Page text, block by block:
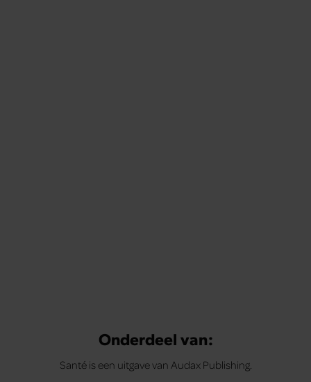
Onderdeel van:
Santé is een uitgave van Audax Publishing.